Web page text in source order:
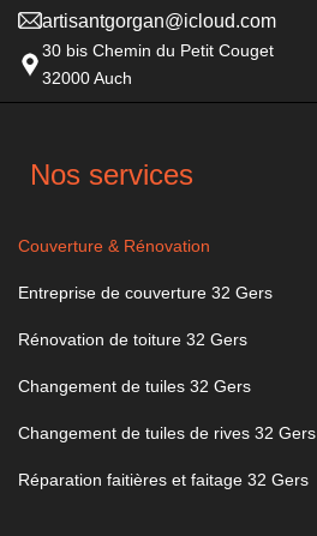
artisantgorgan@icloud.com
30 bis Chemin du Petit Couget
32000 Auch
Nos services
Couverture & Rénovation
Entreprise de couverture 32 Gers
Rénovation de toiture 32 Gers
Changement de tuiles 32 Gers
Changement de tuiles de rives 32 Gers
Réparation faitières et faitage 32 Gers